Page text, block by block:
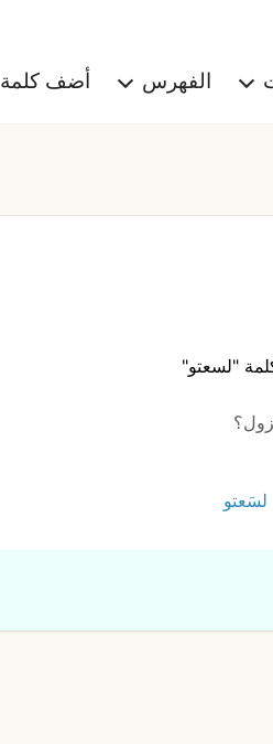
الفهرس أضف كلمة
"لسعتو"
لسَعتو